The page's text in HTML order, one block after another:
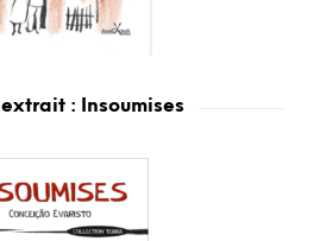
extrait : Insoumises